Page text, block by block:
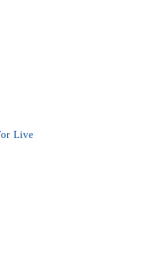
Live